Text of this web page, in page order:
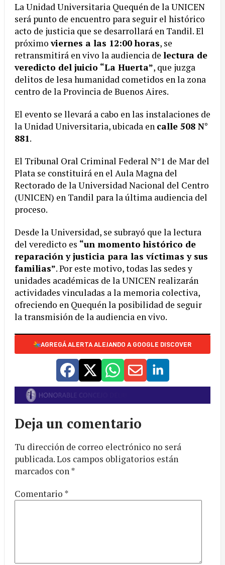
La Unidad Universitaria Quequén de la UNICEN
será punto de encuentro para seguir el histórico
acto de justicia que se desarrollará en Tandil. El
próximoviernes a las 12:00 horas, se
retransmitirá en vivo la audiencia de lectura de
veredicto del juicio “La Huerta”, que juzga
delitos de lesa humanidad cometidos en la zona
centro de la Provincia de Buenos Aires.
El evento se llevará a cabo en las instalaciones de
la Unidad Universitaria, ubicada en calle 508 N°
881.
El Tribunal Oral Criminal Federal N°1 de Mar del
Plata se constituirá en el Aula Magna del
Rectorado de la Universidad Nacional del Centro
(UNICEN) en Tandil para la última audiencia del
proceso.
Desde la Universidad, se subrayó que la lectura
del veredicto es “un momento histórico de
reparación y justicia para las víctimas y sus
familias”. Por este motivo, todas las sedes y
unidades académicas de la UNICEN realizarán
actividades vinculadas a la memoria colectiva,
ofreciendo en Quequén la posibilidad de seguir
la transmisión de la audiencia en vivo.
AGREGÁ ALERTA ALEJANDO A GOOGLE DISCOVER
Deja un comentario
Tu dirección de correo electrónico no será
publicada.Los campos obligatorios están
marcados con*
Comentario *